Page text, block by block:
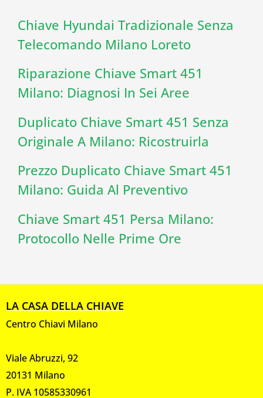
Chiave Hyundai Tradizionale Senza
Telecomando Milano Loreto
Riparazione Chiave Smart 451
Milano: Diagnosi In Sei Aree
Duplicato Chiave Smart 451 Senza
Originale A Milano: Ricostruirla
Prezzo Duplicato Chiave Smart 451
Milano: Guida Al Preventivo
Chiave Smart 451 Persa Milano:
Protocollo Nelle Prime Ore
LA CASA DELLA CHIAVE
Centro Chiavi Milano
Viale Abruzzi, 92
20131 Milano
P. IVA 10585330961